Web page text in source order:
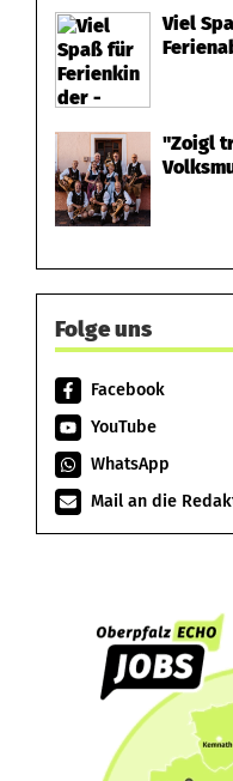
Viel
"Zoigl
Folge uns
Facebook
YouTube
WhatsApp
Mail an die